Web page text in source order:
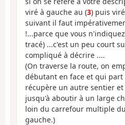
viré à gauche au (3) puis
suivant il faut
!...parce que vous
tracé) ...c'est un peu court
compliqué à décrire ....
(On traverse la route, on
débutant en face et qui
récupère un autre sentier
jusqu'à aboutir à un large
loin du carrefour multiple
gauche.)